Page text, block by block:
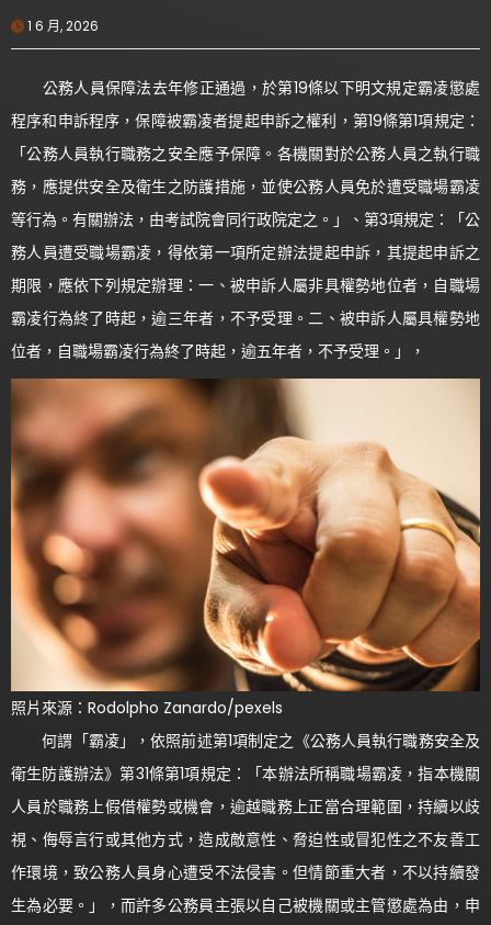
1 6 月, 2026
公務人員保障法去年修正通過，於第19條以下明文規定霸凌懲處
程序和申訴程序，保障被霸凌者提起申訴之權利，第19條第1項規定：
「公務人員執行職務之安全應予保障。各機關對於公務人員之執行職
務，應提供安全及衛生之防護措施，並使公務人員免於遭受職場霸凌
等行為。有關辦法，由考試院會同行政院定之。」、第3項規定：「公
務人員遭受職場霸凌，得依第一項所定辦法提起申訴，其提起申訴之
期限，應依下列規定辦理：一、被申訴人屬非具權勢地位者，自職場
霸凌行為終了時起，逾三年者，不予受理。二、被申訴人屬具權勢地
位者，自職場霸凌行為終了時起，逾五年者，不予受理。」，
照片來源：Rodolpho Zanardo/pexels
何謂「霸凌」，依照前述第1項制定之《公務人員執行職務安全及
衛生防護辦法》第31條第1項規定：「本辦法所稱職場霸凌，指本機關
人員於職務上假借權勢或機會，逾越職務上正當合理範圍，持續以歧
視、侮辱言行或其他方式，造成敵意性、脅迫性或冒犯性之不友善工
作環境，致公務人員身心遭受不法侵害。但情節重大者，不以持續發
生為必要。」，而許多公務員主張以自己被機關或主管懲處為由，申